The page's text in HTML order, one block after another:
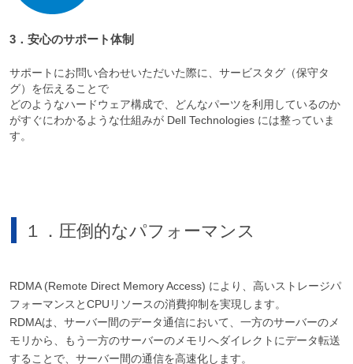
3．安心のサポート体制
サポートにお問い合わせいただいた際に、サービスタグ（保守タ
グ）を伝えることで
どのようなハードウェア構成で、どんなパーツを利用しているのか
がすぐにわかるような仕組みが Dell Technologies には整っていま
す。
１．圧倒的なパフォーマンス
RDMA (Remote Direct Memory Access) により、高いストレージパ
フォーマンスとCPUリソースの消費抑制を実現します。
RDMAは、サーバー間のデータ通信において、一方のサーバーのメ
モリから、もう一方のサーバーのメモリへダイレクトにデータ転送
することで、サーバー間の通信を高速化します。